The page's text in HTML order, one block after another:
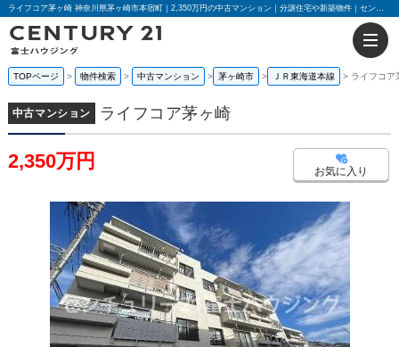
ライフコア茅ヶ崎 神奈川県茅ヶ崎市本宿町｜2,350万円の中古マンション｜分譲住宅や新築物件｜センチュリー21富士ハウジング
TOPページ 物件検索 中古マンション 茅ヶ崎市 ＪＲ東海道本線 ライフコア
中古マンション ライフコア茅ヶ崎
2,350万円 お気に入り